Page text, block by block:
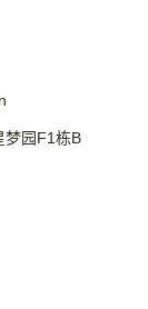
梦园F1栋B